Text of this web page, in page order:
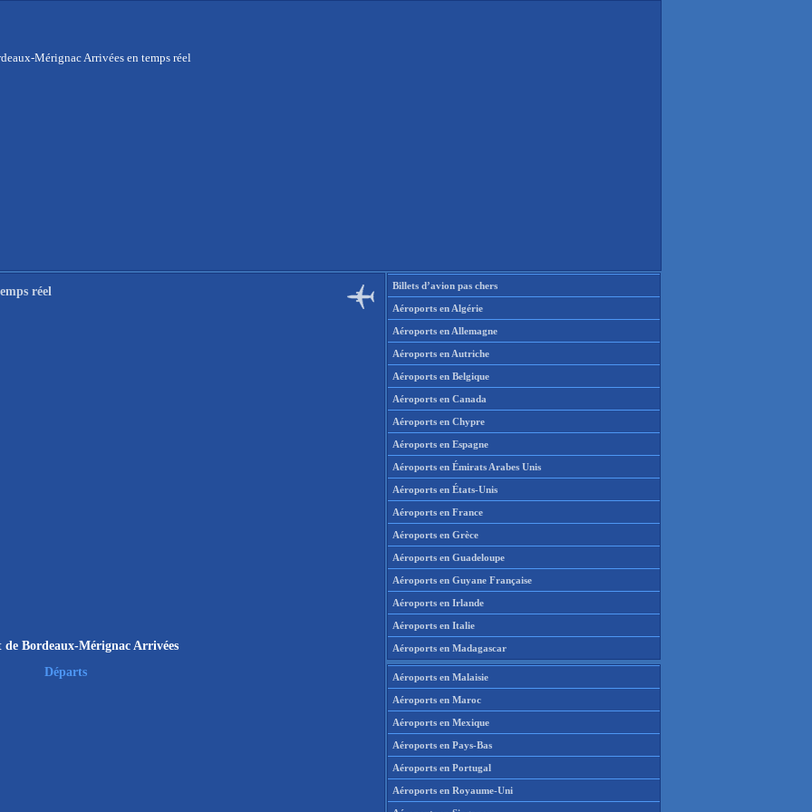
Mérignac Arrivées en temps réel
réel
de Bordeaux-Mérignac Arrivées
Départs
Billets d’avion pas chers
Aéroports en Algérie
Aéroports en Allemagne
Aéroports en Autriche
Aéroports en Belgique
Aéroports en Canada
Aéroports en Chypre
Aéroports en Espagne
Aéroports en Émirats Arabes Unis
Aéroports en États-Unis
Aéroports en France
Aéroports en Grèce
Aéroports en Guadeloupe
Aéroports en Guyane Française
Aéroports en Irlande
Aéroports en Italie
Aéroports en Madagascar
Aéroports en Malaisie
Aéroports en Maroc
Aéroports en Mexique
Aéroports en Pays-Bas
Aéroports en Portugal
Aéroports en Royaume-Uni